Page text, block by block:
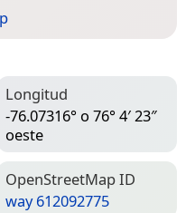
Longitud
-76.07316° o 76° 4′ 23″
oeste
Open­Street­Map ID
way 612092775